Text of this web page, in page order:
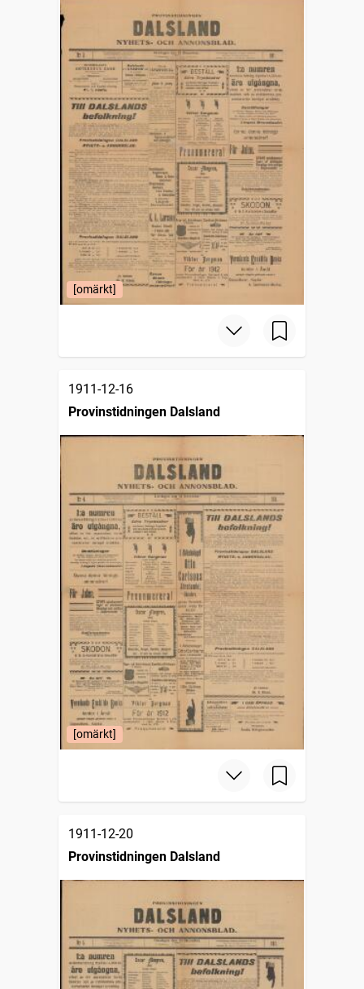
[omärkt]
1911-12-16
Provinstidningen Dalsland
[omärkt]
1911-12-20
Provinstidningen Dalsland